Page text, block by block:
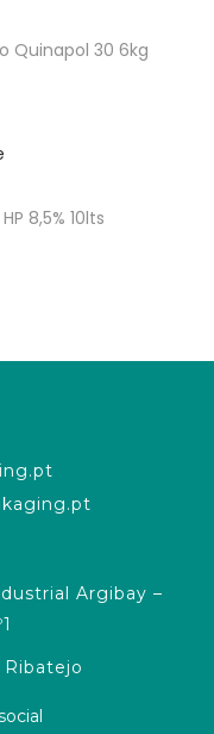
Quinapol 30 6kg
8,5% 10lts
Argibay –
Ribatejo